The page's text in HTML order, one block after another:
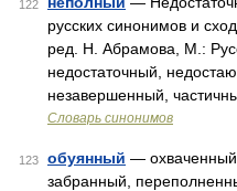
122
русских синонимов и
ред. Н. Абрамова, М.:
недостаточный,
незавершенный,
Словарь синонимов
123 обуянный —
забранный,